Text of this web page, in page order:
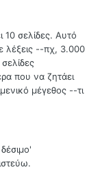
σελίδες. Αυτό
λέξεις --πχ, 3.000
που να ζητάει
μέγεθος --τι